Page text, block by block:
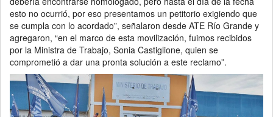
esto no ocurrió, por eso presentamos un petitorio exigiendo que
se cumpla con lo acordado”, señalaron desde ATE Río Grande y
agregaron, “en el marco de esta movilización, fuimos recibidos
por la Ministra de Trabajo, Sonia Castiglione, quien se
comprometió a dar una pronta solución a este reclamo”.